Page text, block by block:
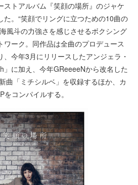
ストアルバム『笑顔の場所』のジャケ
た。“笑顔でリングに立つための10曲の
風斗の力強さを感じさせるボクシング
ワーク。同作品は全曲のプロデュース
今年3月にリリースしたアンジェラ・
」に加え、今年GReeeeNから改名した
曲「ミチシルベ」を収録するほか、カ
コンパイルする。